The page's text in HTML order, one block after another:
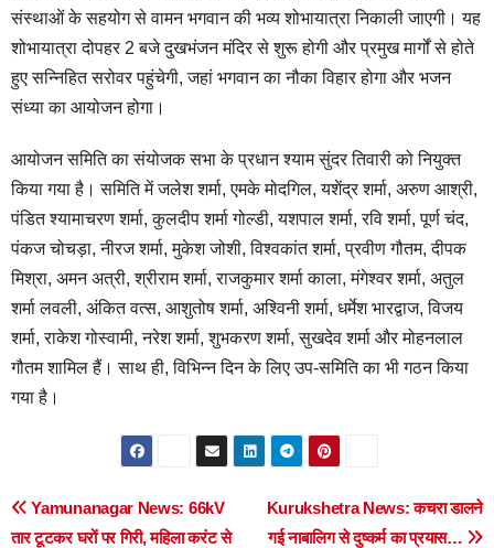
संस्थाओं के सहयोग से वामन भगवान की भव्य शोभायात्रा निकाली जाएगी। यह
शोभायात्रा दोपहर 2 बजे दुखभंजन मंदिर से शुरू होगी और प्रमुख मार्गों से होते
हुए सन्निहित सरोवर पहुंचेगी, जहां भगवान का नौका विहार होगा और भजन
संध्या का आयोजन होगा।
आयोजन समिति का संयोजक सभा के प्रधान श्याम सुंदर तिवारी को नियुक्त
किया गया है। समिति में जलेश शर्मा, एमके मोदगिल, यशेंद्र शर्मा, अरुण आश्री,
पंडित श्यामाचरण शर्मा, कुलदीप शर्मा गोल्डी, यशपाल शर्मा, रवि शर्मा, पूर्ण चंद,
पंकज चोचड़ा, नीरज शर्मा, मुकेश जोशी, विश्वकांत शर्मा, प्रवीण गौतम, दीपक
मिश्रा, अमन अत्री, श्रीराम शर्मा, राजकुमार शर्मा काला, मंगेश्वर शर्मा, अतुल
शर्मा लवली, अंकित वत्स, आशुतोष शर्मा, अश्विनी शर्मा, धर्मेश भारद्वाज, विजय
शर्मा, राकेश गोस्वामी, नरेश शर्मा, शुभकरण शर्मा, सुखदेव शर्मा और मोहनलाल
गौतम शामिल हैं। साथ ही, विभिन्न दिन के लिए उप-समिति का भी गठन किया
गया है।
Post
Kurukshetra News: कचरा डालने
गई नाबालिग से दुष्कर्म का प्रयास…
Yamunanagar News: 66kV
तार टूटकर घरों पर गिरी, महिला करंट से